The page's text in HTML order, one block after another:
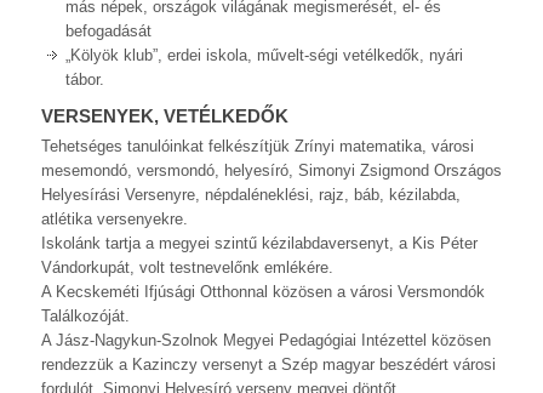
más népek, országok világának megismerését, el- és
befogadását
„Kölyök klub”, erdei iskola, művelt-ségi vetélkedők, nyári
tábor.
VERSENYEK, VETÉLKEDŐK
Tehetséges tanulóinkat felkészítjük Zrínyi matematika, városi
mesemondó, versmondó, helyesíró, Simonyi Zsigmond Országos
Helyesírási Versenyre, népdaléneklési, rajz, báb, kézilabda,
atlétika versenyekre.
Iskolánk tartja a megyei szintű kézilabdaversenyt, a Kis Péter
Vándorkupát, volt testnevelőnk emlékére.
A Kecskeméti Ifjúsági Otthonnal közösen a városi Versmondók
Találkozóját.
A Jász-Nagykun-Szolnok Megyei Pedagógiai Intézettel közösen
rendezzük a Kazinczy versenyt a Szép magyar beszédért városi
fordulót, Simonyi Helyesíró verseny megyei döntőt.